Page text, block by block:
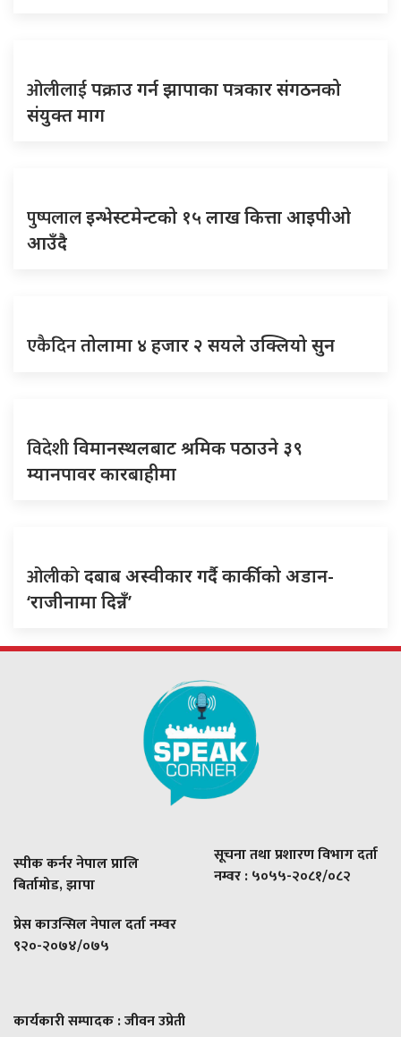
ओलीलाईपक्राउ गर्न झापाका पत्रकार संगठनको
संयुक्त माग
पुष्पलालइन्भेस्टमेन्टको १५ लाख कित्ता आइपीओ
आउँदै
एकैदिनतोलामा ४ हजार २ सयले उक्लियो सुन
विदेशीविमानस्थलबाट श्रमिक पठाउने ३९
म्यानपावर कारबाहीमा
ओलीकोदबाब अस्वीकार गर्दै कार्कीको अडान-
‘राजीनामा दिन्नँ’
स्पीक कर्नर नेपाल प्रालि
बिर्तामोड, झापा
प्रेस काउन्सिल नेपाल दर्ता नम्वर
९२०-२०७४/०७५
सूचना तथा प्रशारण विभाग दर्ता
नम्वर : ५०५५-२०८१/०८२
कार्यकारी सम्पादक : जीवन उप्रेती